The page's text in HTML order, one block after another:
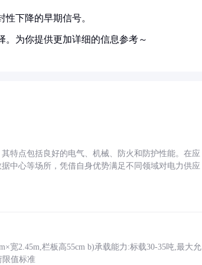
下降的早期信号。
。为你提供更加详细的信息参考～
特点包括良好的电气、机械、防火和防护性能。在应
中心等场所，凭借自身优势满足不同领域对电力供应
宽2.45m,栏板高55cm b)承载能力:标载30-35吨,最大允
限值标准